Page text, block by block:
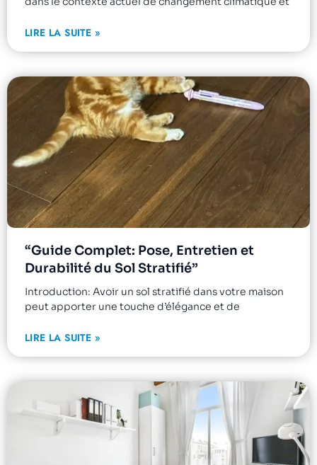
LIRE LA SUITE »
“Guide Complet: Pose, Entretien et
Durabilité du Sol Stratifié”
Introduction: Avoir un sol stratifié dans votre maison
peut apporter une touche d’élégance et de
LIRE LA SUITE »